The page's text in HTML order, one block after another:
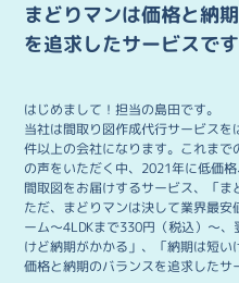
まどりマンについての記事
掲載されました。
12月29日（水）から1月4
みをいただきます。納品
月5日（水）よりご対応い
2021.12.06
まどりマンについての記事
掲載されました。
まどりマンは価格と納
を追求したサービスです
はじめまして！担当の島田です。
当社は間取り図作成代行サービス
件以上の会社になります。これま
の声をいただく中、2021年に低価
間取図をお届けするサービス、「ま
ただ、まどりマンは決して業界最
ーム～4LDKまで330円（税込）～
けど納期がかかる」、「納期は短い
価格と納期のバランスを追求したサ